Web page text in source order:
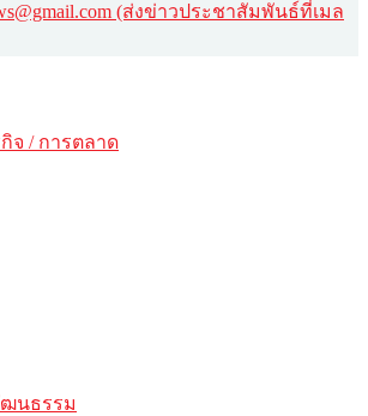
(ส่งข่าวประชาสัมพันธ์ที่เมล
จ / การตลาด
นธรรม